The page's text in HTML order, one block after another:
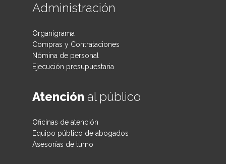
Administración
Organigrama
Compras y Contrataciones
Nómina de personal
Ejecución presupuestaria
Atención al público
Oficinas de atención
Equipo público de abogados
Asesorías de turno